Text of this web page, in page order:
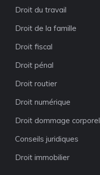
Droit du travail
Droit de la famille
Droit fiscal
Droit pénal
Droit routier
Droit numérique
Droit dommage corporel
Conseils juridiques
Droit immobilier